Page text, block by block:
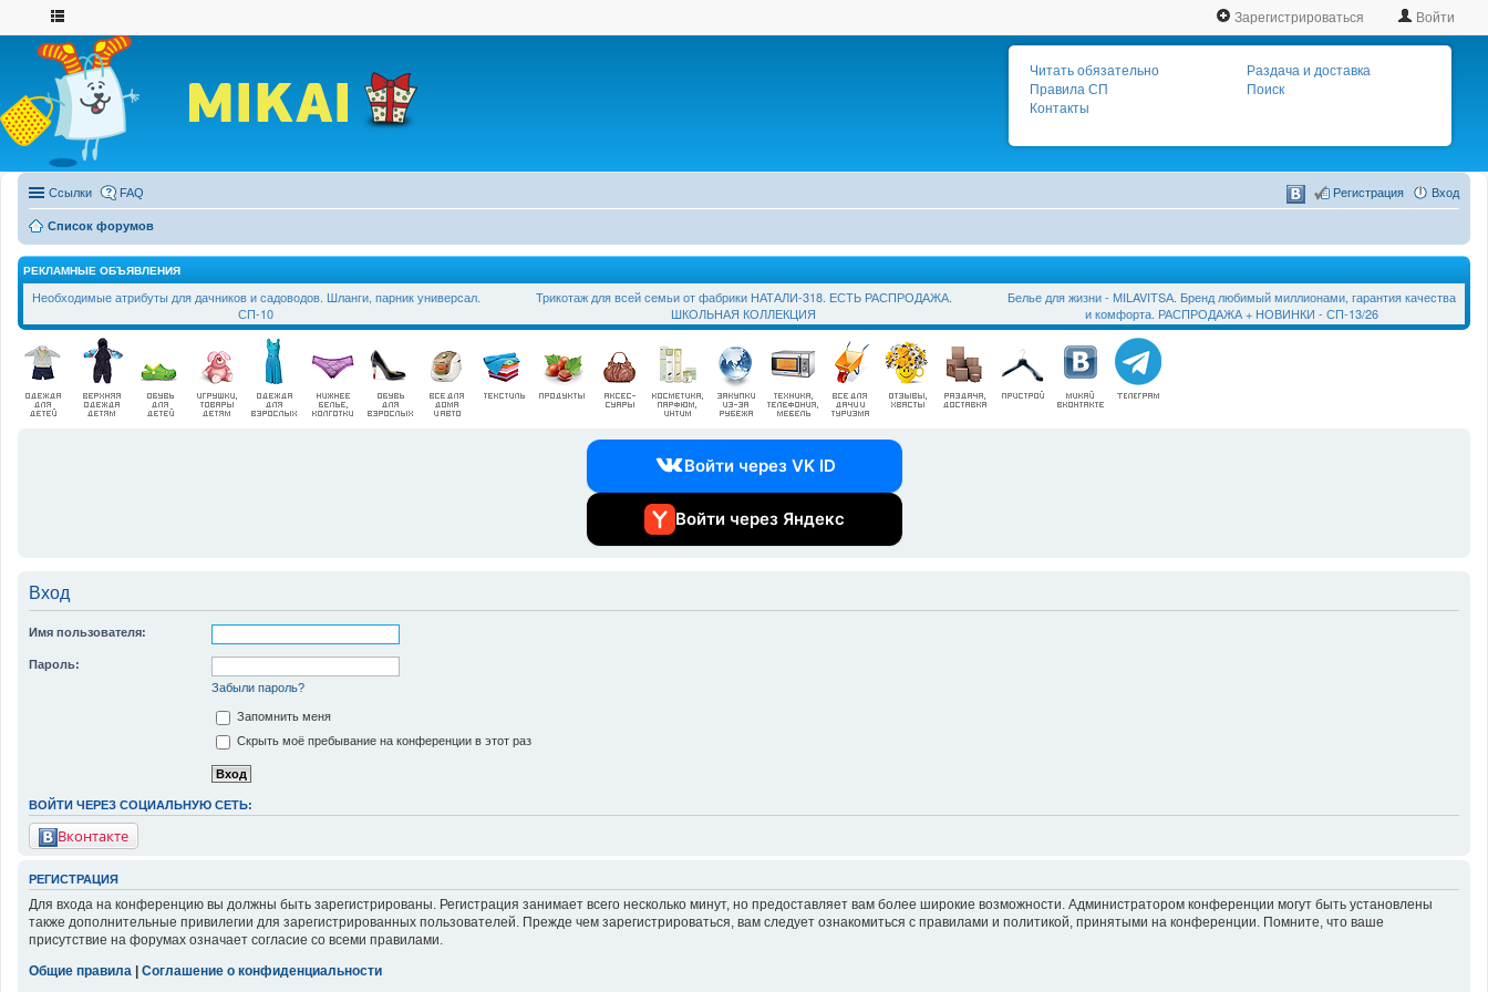
Зарегистрироваться Войти
Читать обязательно
Правила СП
Контакты
Раздача и доставка
Поиск
Ссылки FAQ Вход
Регистрация
Список форумов
РЕКЛАМНЫЕ ОБЪЯВЛЕНИЯ
Необходимые атрибуты для дачников и садоводов. Шланги, парник универсал.
СП-10
Трикотаж для всей семьи от фабрики НАТАЛИ-318. ЕСТЬ РАСПРОДАЖА.
ШКОЛЬНАЯ КОЛЛЕКЦИЯ
Белье для жизни - МILAVIТSА. Бренд любимый миллионами, гарантия качества
и комфорта. РАСПРОДАЖА + НОВИНКИ - СП-13/26
Войти через VK ID
Войти через Яндекс
Вход
Имя пользователя:
Пароль:
Забыли пароль?
Запомнить меня
Скрыть моё пребывание на конференции в этот раз
ВОЙТИ ЧЕРЕЗ СОЦИАЛЬНУЮ СЕТЬ:
Вконтакте
РЕГИСТРАЦИЯ
Для входа на конференцию вы должны быть зарегистрированы. Регистрация занимает всего несколько минут, но предоставляет вам более широкие возможности. Администратором конференции могут быть установлены
также дополнительные привилегии для зарегистрированных пользователей. Прежде чем зарегистрироваться, вам следует ознакомиться с правилами и политикой, принятыми на конференции. Помните, что ваше
присутствие на форумах означает согласие со всеми правилами.
Общие правила
Соглашение о конфиденциальности